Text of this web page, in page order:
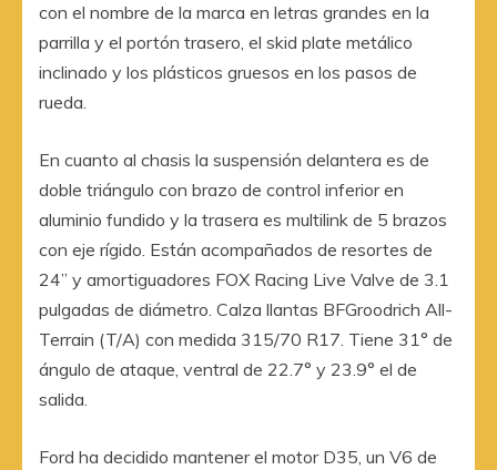
con el nombre de la marca en letras grandes en la
parrilla y el portón trasero, el skid plate metálico
inclinado y los plásticos gruesos en los pasos de
rueda.
En cuanto al chasis la suspensión delantera es de
doble triángulo con brazo de control inferior en
aluminio fundido y la trasera es multilink de 5 brazos
con eje rígido. Están acompañados de resortes de
24” y amortiguadores FOX Racing Live Valve de 3.1
pulgadas de diámetro. Calza llantas BFGroodrich All-
Terrain (T/A) con medida 315/70 R17. Tiene 31° de
ángulo de ataque, ventral de 22.7° y 23.9° el de
salida.
Ford ha decidido mantener el motor D35, un V6 de